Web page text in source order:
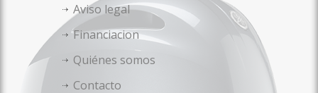
Aviso legal
Financiacion
Quiénes somos
Contacto